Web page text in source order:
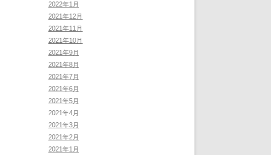
2022年1月
2021年12月
2021年11月
2021年10月
2021年9月
2021年8月
2021年7月
2021年6月
2021年5月
2021年4月
2021年3月
2021年2月
2021年1月